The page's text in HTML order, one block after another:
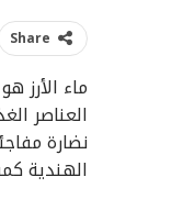
Share
ماء
العناصر
نضارة
الهندية